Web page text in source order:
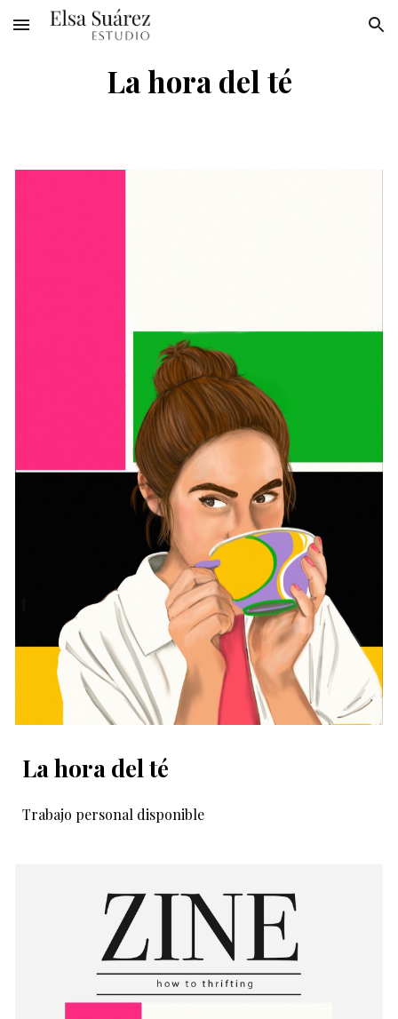
Skip to main content Skip to navigation
La hora del té
La hora del té
Trabajo personal disponible